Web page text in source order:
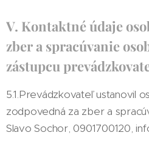
V. Kontaktné údaje
zber a spracúvanie
zástupcu
5.1.Prevádzkovateľ ustanovil
zodpovedná za zber a
Slavo Sochor, 0901700120,